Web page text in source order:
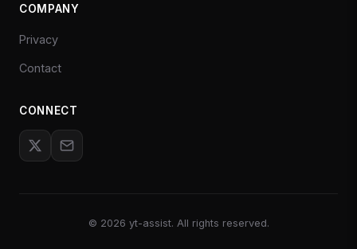
COMPANY
Privacy
Contact
CONNECT
© 2026 yt-assist. All rights reserved.